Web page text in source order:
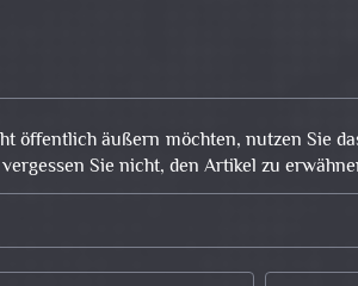
öffentlich äußern möchten, nutzen Sie
Sie nicht, den Artikel zu